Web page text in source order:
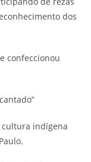
dos
confeccionou
cultura indígena